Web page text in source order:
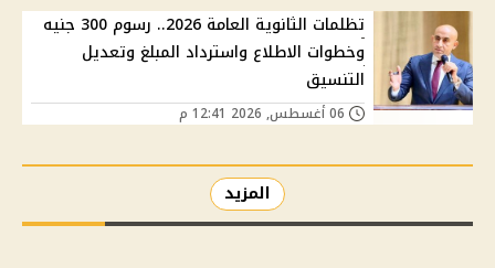
تظلمات الثانوية العامة 2026.. رسوم 300 جنيه
وخطوات الاطلاع واسترداد المبلغ وتعديل
التنسيق
المزيد